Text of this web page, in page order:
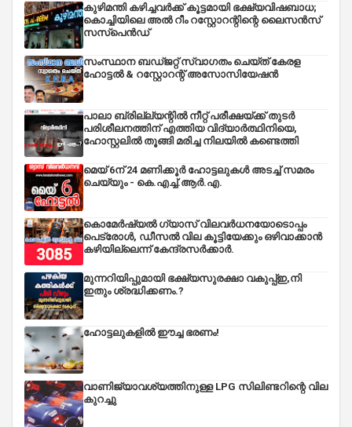
കുഴിമന്തി കഴിച്ചവർക്ക് കൂട്ടമായി ഭക്ഷ്യവിഷബാധ;
കൊച്ചിയിലെ അൽ റീം റസ്റ്റോറന്റിന്റെ ലൈസൻസ്
സസ്പെൻഡ്
സംസ്ഥാന ബഡ്‌ജറ്റ് സ്വാഗതം ചെയ്ത് കേരള
ഹോട്ടൽ & റസ്റ്റോറന്റ് അസോസിയേഷൻ
പാലാ ബ്രില്ല്യന്റിൽ നീറ്റ് പരീക്ഷയ്ക്ക് തുടർ
പരിശീലനത്തിന് എത്തിയ വിദ്യാർത്ഥിനിയെ,
ഹോസ്റ്റലിൽ തൂങ്ങി മരിച്ച നിലയിൽ കണ്ടെത്തി
മെയ് 6ന് 24 മണിക്കൂർ ഹോട്ടലുകൾ അടച്ച് സമരം
ചെയ്യും - കെ.എച്ച്.ആർ.എ.
കൊമേർഷ്യൽ ഗ്യാസ് വിലവർധനയോടൊപ്പം
പെട്രോൾ, ഡീസല്‍ വില കൂട്ടിയേക്കും ഒഴിവാക്കാന്‍
കഴിയില്ലെന്ന് കേന്ദ്രസര്‍ക്കാര്‍.
മുന്നറിയിപ്പുമായി ഭക്ഷ്യസുരക്ഷാ വകുപ്പ്ഇ,നി
ഇതും ശ്രദ്ധിക്കണം.?
ഹോട്ടലുകളിൽ ഈച്ച ഭരണം!
വാണിജ്യാവശ്യത്തിനുള്ള LPG സിലിണ്ടറിന്റെ വില
കുറച്ചു